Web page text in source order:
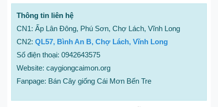
Thông tin liên hệ
CN1: Ấp Lân Đông, Phú Sơn, Chợ Lách, Vĩnh Long
CN2: QL57, Bình An B, Chợ Lách, Vĩnh Long
Số điện thoại: 0942643575
Website: caygiongcaimon.org
Fanpage: Bán Cây giống Cái Mơn Bến Tre